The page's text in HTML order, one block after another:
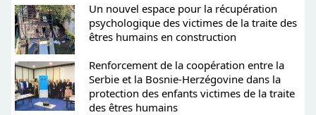
Un nouvel espace pour la récupération
psychologique des victimes de la traite des
êtres humains en construction
Renforcement de la coopération entre la
Serbie et la Bosnie-Herzégovine dans la
protection des enfants victimes de la traite
des êtres humains